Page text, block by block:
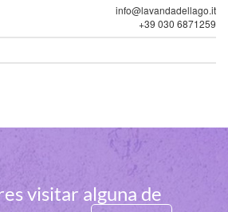
info@lavandadellago.it
+39 030 6871259
visitar alguna de